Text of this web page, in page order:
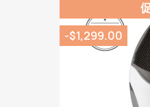
-$1,299.00